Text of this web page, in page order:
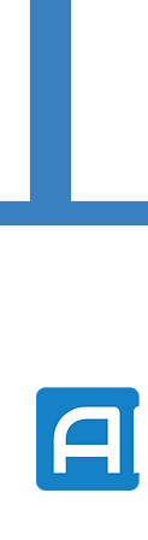
pour
que